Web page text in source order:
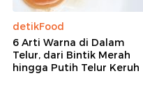
detikFood
6 Arti Warna di Dalam
Telur, dari Bintik Merah
hingga Putih Telur Keruh